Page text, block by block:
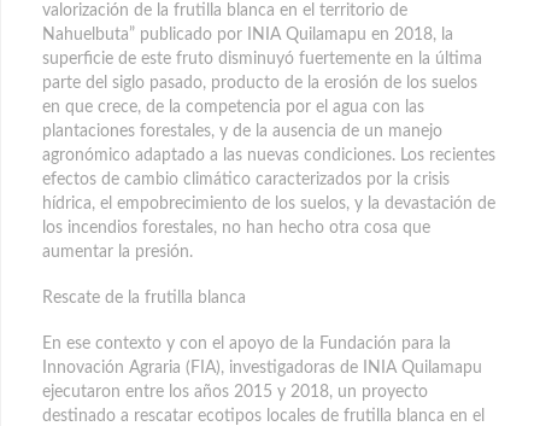
valorización de la frutilla blanca en el territorio de
Nahuelbuta” publicado por INIA Quilamapu en 2018, la
superficie de este fruto disminuyó fuertemente en la última
parte del siglo pasado, producto de la erosión de los suelos
en que crece, de la competencia por el agua con las
plantaciones forestales, y de la ausencia de un manejo
agronómico adaptado a las nuevas condiciones. Los recientes
efectos de cambio climático caracterizados por la crisis
hídrica, el empobrecimiento de los suelos, y la devastación de
los incendios forestales, no han hecho otra cosa que
aumentar la presión.
Rescate de la frutilla blanca
En ese contexto y con el apoyo de la Fundación para la
Innovación Agraria (FIA), investigadoras de INIA Quilamapu
ejecutaron entre los años 2015 y 2018, un proyecto
destinado a rescatar ecotipos locales de frutilla blanca en el